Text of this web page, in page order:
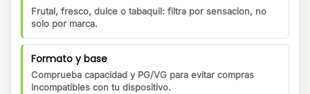
Frutal, fresco, dulce o tabaquil: filtra por sensacion, no
solo por marca.
Formato y base
Comprueba capacidad y PG/VG para evitar compras
incompatibles con tu dispositivo.